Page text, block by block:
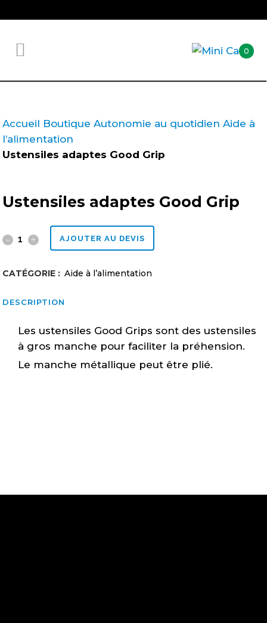
0
Accueil Boutique Autonomie au quotidien Aide à
l’alimentation
Ustensiles adaptes Good Grip
Ustensiles adaptes Good Grip
Ustensiles
Grip
quantity
AJOUTER AU DEVIS
CATÉGORIE : Aide à l’alimentation
DESCRIPTION
Les ustensiles Good Grips sont des ustensiles
à gros manche pour faciliter la préhension.
Le manche métallique peut être plié.